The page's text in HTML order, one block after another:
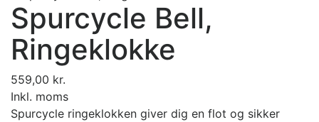
Spurcycle Bell,
Ringeklokke
559,00 kr.
Inkl. moms
Spurcycle ringeklokken giver dig en flot og sikker